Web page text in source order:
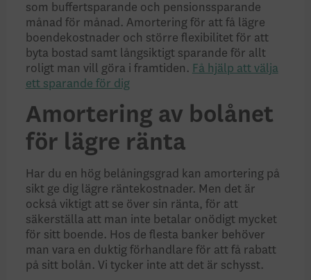
som buffertsparande och pensionssparande
månad för månad. Amortering för att få lägre
boendekostnader och större flexibilitet för att
byta bostad samt långsiktigt sparande för allt
roligt man vill göra i framtiden. Få hjälp att välja
ett sparande för dig
Amortering av bolånet
för lägre ränta
Har du en hög belåningsgrad kan amortering på
sikt ge dig lägre räntekostnader. Men det är
också viktigt att se över sin ränta, för att
säkerställa att man inte betalar onödigt mycket
för sitt boende. Hos de flesta banker behöver
man vara en duktig förhandlare för att få rabatt
på sitt bolån. Vi tycker inte att det är schysst.